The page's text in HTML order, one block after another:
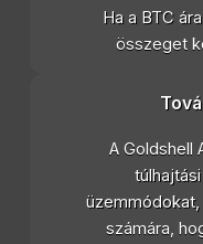
Ha a BTC
összeget
A Goldshell
számára,